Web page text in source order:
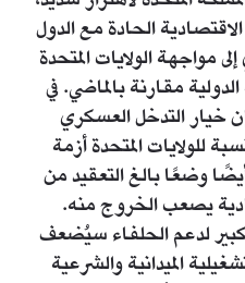
الحادة مع الدول
مواجهة الولايات المتحدة
مقارنة بالماضي. في
خيار التدخل العسكري
للولايات المتحدة أزمة
وضعًا بالغ التعقيد من
يصعب الخروج منه.
لدعم الحلفاء سيُضعف
الميدانية والشرعية